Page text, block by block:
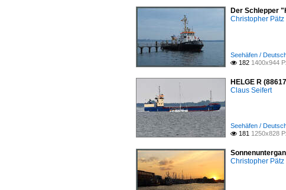
Der Schlepper
Christopher Pätz
Seehäfen /
 182 1400x944
HELGE R
Claus Seifert
Seehäfen /
 181 1250x828
Christopher Pätz